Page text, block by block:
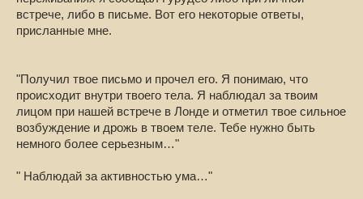
встрече, либо в письме. Вот его некоторые ответы,
присланные мне.
"Получил твое письмо и прочел его. Я понимаю, что
происходит внутри твоего тела. Я наблюдал за твоим
лицом при нашей встрече в Лонде и отметил твое сильное
возбуждение и дрожь в твоем теле. Тебе нужно быть
немного более серьезным…"
" Наблюдай за активностью ума…"